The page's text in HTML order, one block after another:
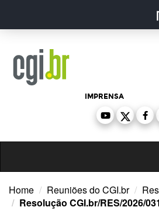
o
IMPRENSA
Home Reuniões do CGI.br
Resolução CGI.br/RES/2026/031